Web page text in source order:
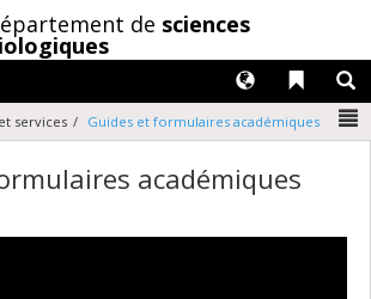
de sciences
Liens
Langues
services Guides et formulaires académiques
académiques